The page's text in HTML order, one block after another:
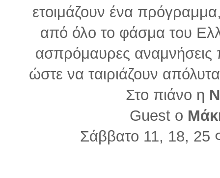
ετοιμάζουν ένα
από όλο το φάσμα του
ασπρόμαυρες αναμνήσεις
ώστε να ταιριάζουν
Στο πιάνο η
Guest ο
Σάββατο 11, 18, 25